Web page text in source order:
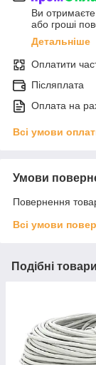
Ви
або гроші
Детальніше
Оплатити
Післяплата
Оплата на
Всі умови
Умови
Повернення
Всі умови
Подібні